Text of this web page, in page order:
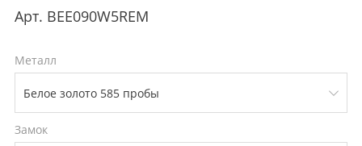
Арт. BEE090W5REM
Металл
Замок